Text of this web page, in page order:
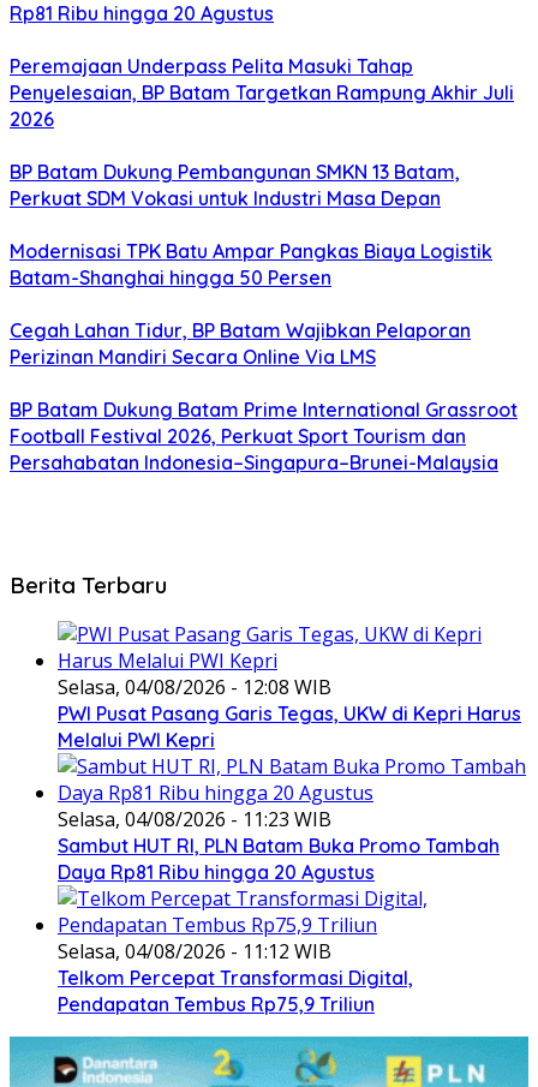
Rp81 Ribu hingga 20 Agustus
Peremajaan Underpass Pelita Masuki Tahap
Penyelesaian, BP Batam Targetkan Rampung Akhir Juli
2026
BP Batam Dukung Pembangunan SMKN 13 Batam,
Perkuat SDM Vokasi untuk Industri Masa Depan
Modernisasi TPK Batu Ampar Pangkas Biaya Logistik
Batam-Shanghai hingga 50 Persen
Cegah Lahan Tidur, BP Batam Wajibkan Pelaporan
Perizinan Mandiri Secara Online Via LMS
BP Batam Dukung Batam Prime International Grassroot
Football Festival 2026, Perkuat Sport Tourism dan
Persahabatan Indonesia–Singapura–Brunei-Malaysia
Berita Terbaru
Selasa, 04/08/2026 - 12:08 WIB
PWI Pusat Pasang Garis Tegas, UKW di Kepri Harus
Melalui PWI Kepri
Selasa, 04/08/2026 - 11:23 WIB
Sambut HUT RI, PLN Batam Buka Promo Tambah
Daya Rp81 Ribu hingga 20 Agustus
Selasa, 04/08/2026 - 11:12 WIB
Telkom Percepat Transformasi Digital,
Pendapatan Tembus Rp75,9 Triliun